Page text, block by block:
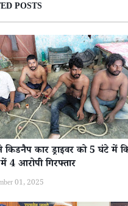
POSTS
कार ड्राइवर को 5 घंटे में
4 आरोपी गिरफ्तार
01, 2025